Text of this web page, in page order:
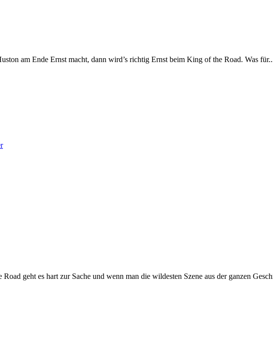
am Ende Ernst macht, dann wird’s richtig Ernst beim King of the Road. Was
geht es hart zur Sache und wenn man die wildesten Szene aus der ganzen